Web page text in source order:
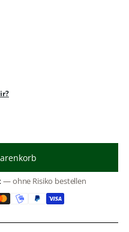
— ohne Risiko bestellen